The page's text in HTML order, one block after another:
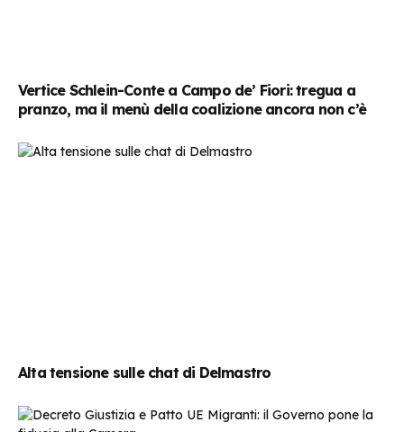
Vertice Schlein-Conte a Campo de’ Fiori: tregua a
pranzo, ma il menù della coalizione ancora non c’è
Alta tensione sulle chat di Delmastro